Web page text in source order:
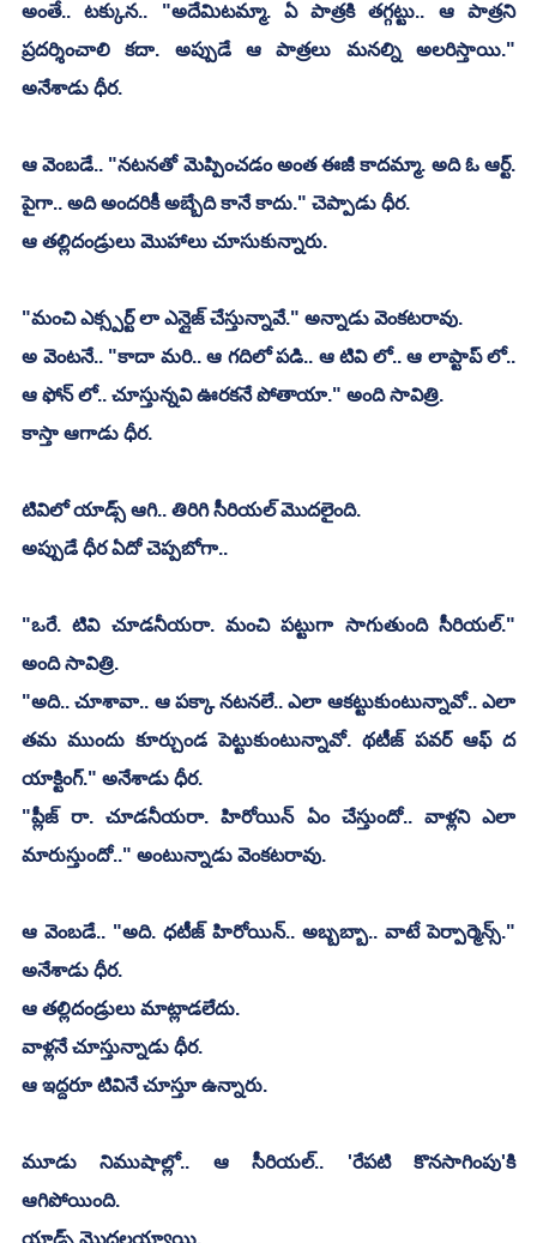
అంతే.. టక్కున.. "అదేమిటమ్మా. ఏ పాత్రకి తగ్గట్టు.. ఆ పాత్రని
ప్రదర్శించాలి కదా. అప్పుడే ఆ పాత్రలు మనల్ని అలరిస్తాయి."
అనేశాడు ధీర.
ఆ వెంబడే.. "నటనతో మెప్పించడం అంత ఈజీ కాదమ్మా. అది ఓ ఆర్ట్.
పైగా.. అది అందరికీ అబ్బేది కానే కాదు." చెప్పాడు ధీర.
ఆ తల్లిదండ్రులు మొహాలు చూసుకున్నారు.
"మంచి ఎక్స్పర్ట్ లా ఎన్లైజ్ చేస్తున్నావే." అన్నాడు వెంకటరావు.
అ వెంటనే.. "కాదా మరి.. ఆ గదిలో పడి.. ఆ టివి లో.. ఆ లాప్టాప్ లో..
ఆ ఫోన్ లో.. చూస్తున్నవి ఊరకనే పోతాయా." అంది సావిత్రి.
కాస్తా ఆగాడు ధీర.
టివిలో యాడ్స్ ఆగి.. తిరిగి సీరియల్ మొదలైంది.
అప్పుడే ధీర ఏదో చెప్పబోగా..
"ఒరే. టివి చూడనీయరా. మంచి పట్టుగా సాగుతుంది సీరియల్."
అంది సావిత్రి.
"అది.. చూశావా.. ఆ పక్కా నటనలే.. ఎలా ఆకట్టుకుంటున్నావో.. ఎలా
తమ ముందు కూర్చుండ పెట్టుకుంటున్నావో. థటీజ్ పవర్ ఆఫ్ ద
యాక్టింగ్." అనేశాడు ధీర.
"ప్లీజ్ రా. చూడనీయరా. హిరోయిన్ ఏం చేస్తుందో.. వాళ్లని ఎలా
మారుస్తుందో.." అంటున్నాడు వెంకటరావు.
ఆ వెంబడే.. "అది. ధటీజ్ హిరోయిన్.. అబ్బబ్బా.. వాటే పెర్పార్మెన్స్."
అనేశాడు ధీర.
ఆ తల్లిదండ్రులు మాట్లాడలేదు.
వాళ్లనే చూస్తున్నాడు ధీర.
ఆ ఇద్దరూ టివినే చూస్తూ ఉన్నారు.
మూడు నిముషాల్లో.. ఆ సీరియల్.. 'రేపటి కొనసాగింపు'కి
ఆగిపోయింది.
యాడ్స్ మొదలయ్యాయి.